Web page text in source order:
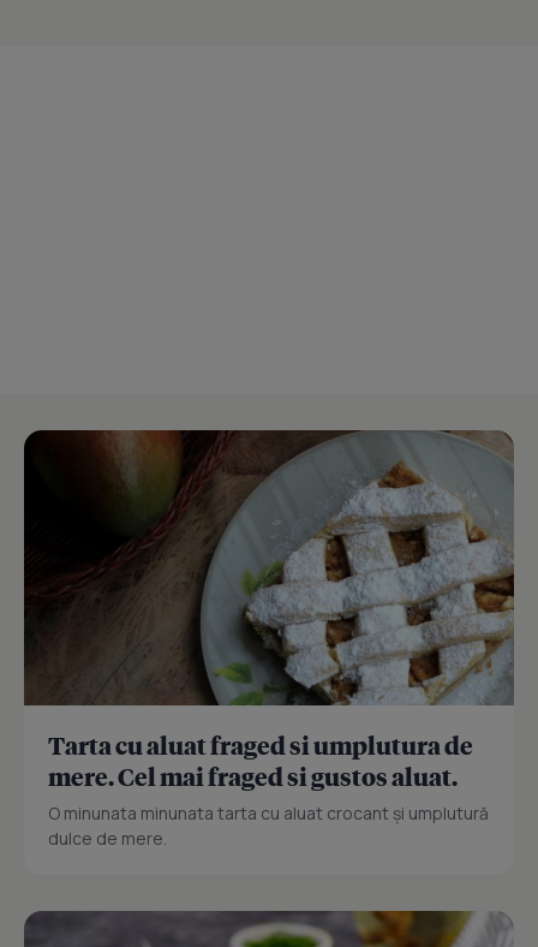
Tarta cu aluat fraged si umplutura de
mere. Cel mai fraged si gustos aluat.
O minunata minunata tarta cu aluat crocant și umplutură
dulce de mere.